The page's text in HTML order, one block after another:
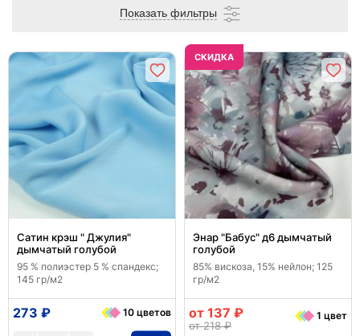
Показать фильтры
Сатин крэш " Джулия"
дымчатый голубой
95 % полиэстер 5 % спандекс;
145 гр/м2
273 ₽ 10 цветов
CКИДКА
Энар "Бабус" д6 дымчатый
голубой
85% вискоза, 15% нейлон; 125
гр/м2
от 137 ₽
от 218 ₽
1 цвет